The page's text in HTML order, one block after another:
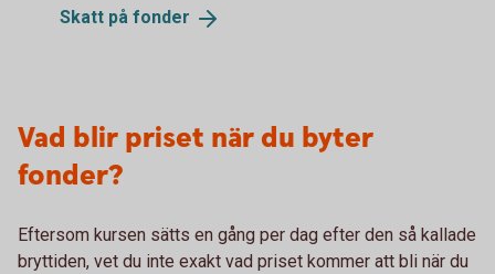
Skatt på fonder
Vad blir priset när du byter
fonder?
Eftersom kursen sätts en gång per dag efter den så kallade
bryttiden, vet du inte exakt vad priset kommer att bli när du